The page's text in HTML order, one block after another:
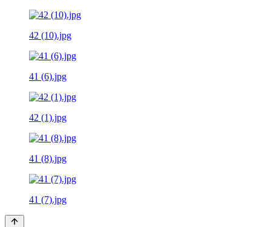
42 (10).jpg
41 (6).jpg
42 (1).jpg
41 (8).jpg
41 (7).jpg